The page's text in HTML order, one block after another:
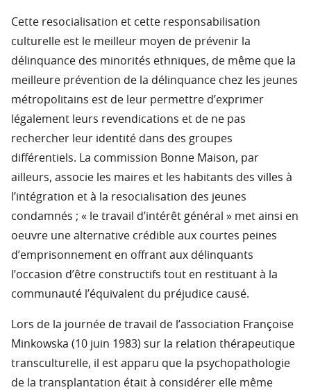
Cette resocialisation et cette responsabilisation
culturelle est le meilleur moyen de prévenir la
délinquance des minorités ethniques, de même que la
meilleure prévention de la délinquance chez les jeunes
métropolitains est de leur permettre d’exprimer
légalement leurs revendications et de ne pas
rechercher leur identité dans des groupes
différentiels. La commission Bonne Maison, par
ailleurs, associe les maires et les habitants des villes à
l’intégration et à la resocialisation des jeunes
condamnés ; « le travail d’intérêt général » met ainsi en
oeuvre une alternative crédible aux courtes peines
d’emprisonnement en offrant aux délinquants
l’occasion d’être constructifs tout en restituant à la
communauté l’équivalent du préjudice causé.
Lors de la journée de travail de l’association Françoise
Minkowska (10 juin 1983) sur la relation thérapeutique
transculturelle, il est apparu que la psychopathologie
de la transplantation était à considérer elle même